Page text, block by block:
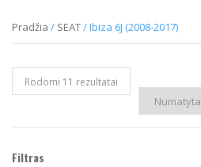
Pradžia / SEAT/ Ibiza 6J (2008-2017)
Rodomi 11 rezultatai
Filtras